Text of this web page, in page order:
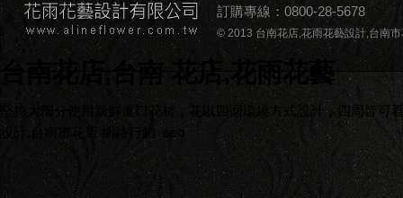
訂購專線：0800-28-5678
© 2013 台南花店,花雨花藝設計,台南
台南花店,台南 花店,花雨花藝
堅持大部分使用新鮮進口花材，花以四面環繞方式設計，四周皆
設計,台南市花店
網路行銷 seo